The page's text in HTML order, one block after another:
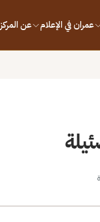
عمران في الإعلام عن المركز